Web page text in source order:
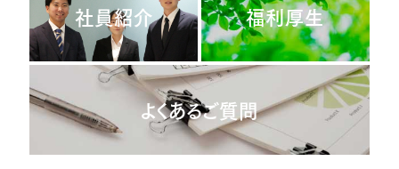
社員紹介 福利厚生
よくあるご質問